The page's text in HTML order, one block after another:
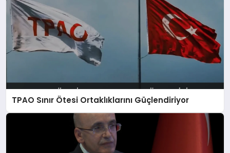
TPAO Sınır Ötesi Ortaklıklarını Güçlendiriyor